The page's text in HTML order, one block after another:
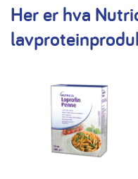
Her er hva